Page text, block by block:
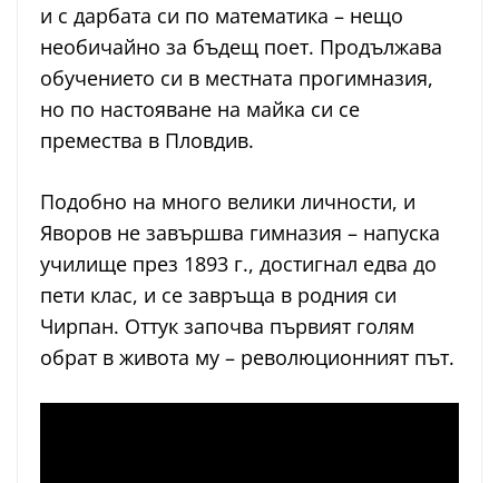
и с дарбата си по математика – нещо
необичайно за бъдещ поет. Продължава
обучението си в местната прогимназия,
но по настояване на майка си се
премества в Пловдив.
Подобно на много велики личности, и
Яворов не завършва гимназия – напуска
училище през 1893 г., достигнал едва до
пети клас, и се завръща в родния си
Чирпан. Оттук започва първият голям
обрат в живота му – революционният път.